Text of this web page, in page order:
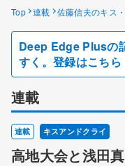
Top 連載 佐藤信夫のキス
Deep Edge Plusの
すく。登録はこちら
連載
連載 キスアンドクライ
高地大会と浅田